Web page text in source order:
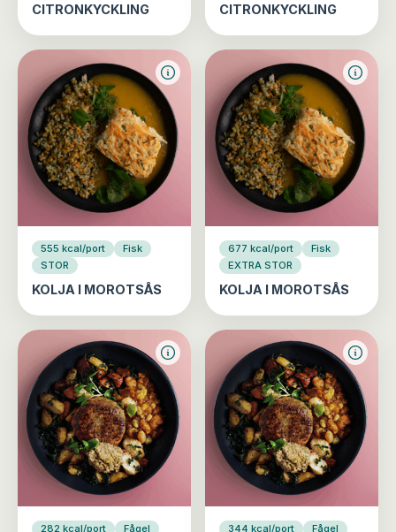
CITRONKYCKLING CITRONKYCKLING
555 kcal/port
Fisk
STOR
KOLJA I MOROTSÅS
677 kcal/port
Fisk
EXTRA STOR
KOLJA I MOROTSÅS
282 kcal/port Fågel 344 kcal/port Fågel